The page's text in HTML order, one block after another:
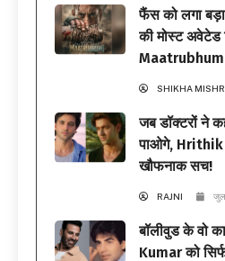
फैंस को लगा
की मोस्ट अवेटेड
SHIKHA
जब डॉक्टरों ने
पाओगे, Hrithik
खौफनाक सच!
RAJNI
बॉलीवुड के वो
Kumar को